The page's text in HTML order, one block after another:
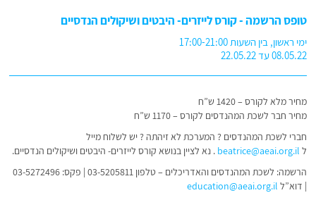
טופס הרשמה - קורס לייזרים- היבטים ושיקולים הנדסיים
ימי ראשון, בין השעות 17:00-21:00
08.05.22 עד 22.05.22
מחיר מלא לקורס – 1420 ש”ח
מחיר חבר לשכת המהנדסים לקורס – 1170 ש”ח
חברי לשכת המהנדסים ? המערכת לא זיהתה ? יש לשלוח מייל
ל beatrice@aeai.org.il . נא לציין בנושא קורס לייזרים- היבטים ושיקולים הנדסיים.
הרשמה: לשכת המהנדסים והאדריכלים – טלפון 03-5205811 | פקס: 03-5272496
| דוא”ל